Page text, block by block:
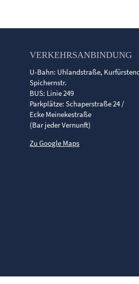
VERKEHRSANBINDUNG
U-Bahn: Uhlandstraße,
Spichernstr.
BUS: Linie 249
Parkplätze: Schaperstraße 24 /
Ecke Meinekestraße
(Bar jeder Vernunft)
Zu Google Maps